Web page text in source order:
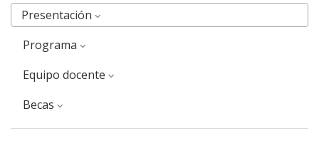
Presentación
Programa
Equipo docente
Becas